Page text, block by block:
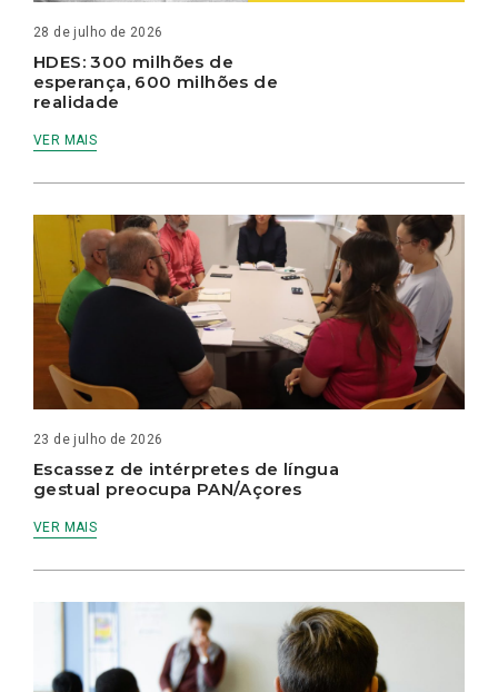
28 de julho de 2026
HDES: 300 milhões de
esperança, 600 milhões de
realidade
VER MAIS
23 de julho de 2026
Escassez de intérpretes de língua
gestual preocupa PAN/Açores
VER MAIS